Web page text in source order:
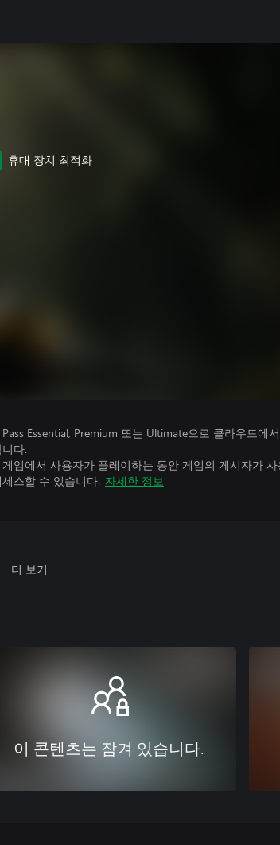
휴대 장치 최적화
Pass Essential, Premium 또는 Ultimate으로 클라우드에
다.
임에서 사용자가 플레이하는 동안 게임의 게시자가
스할 수 있습니다. 자세한 정보
더 보기
이 콘텐츠는 잠겨 있습니다.